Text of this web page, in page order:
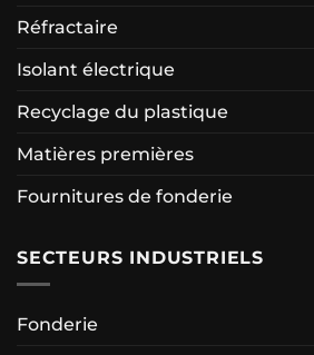
Réfractaire
Isolant électrique
Recyclage du plastique
Matières premières
Fournitures de fonderie
SECTEURS INDUSTRIELS
Fonderie